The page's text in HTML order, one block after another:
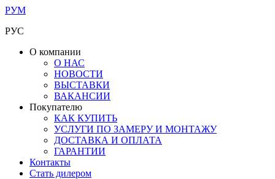
РУМ
РУС
О компании
О НАС
НОВОСТИ
ВЫСТАВКИ
ВАКАНСИИ
Покупателю
КАК КУПИТЬ
УСЛУГИ ПО ЗАМЕРУ И МОНТАЖУ
ДОСТАВКА И ОПЛАТА
ГАРАНТИИ
Контакты
Стать дилером